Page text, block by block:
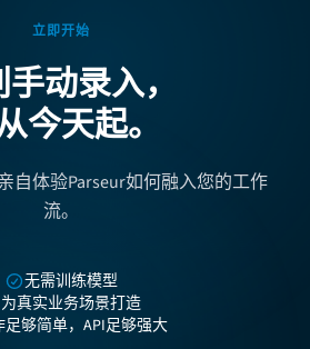
立即开始
动录入，
今天起。
自体验Parseur如何融入您的工作
流。
无需训练模型
为真实业务场景打造
足够简单，API足够强大